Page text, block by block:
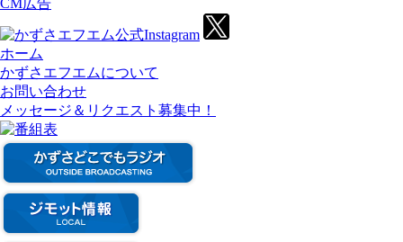
CM広告
ホーム
かずさエフエムについて
お問い合わせ
メッセージ＆リクエスト募集中！